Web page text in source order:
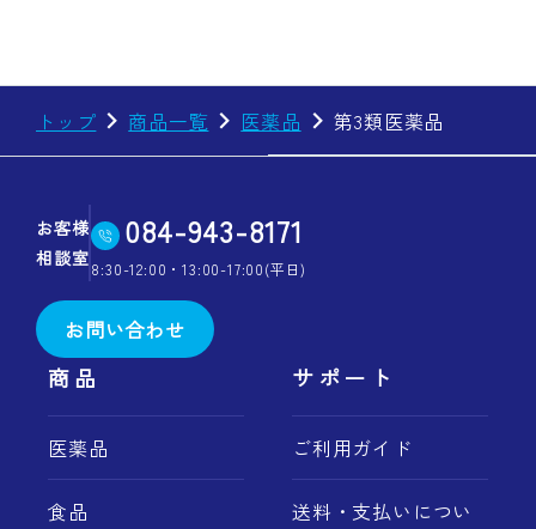
トップ 商品一覧 医薬品 第3類医薬品
商品
医薬品
食品
サポート
ご利用ガイド
送料・支払いについ
お客様
相談室
084-943-8171
8:30-12:00・13:00-17:00(平日)
お問い合わせ